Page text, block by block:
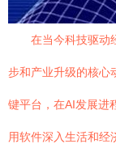
在当今科技驱动
步和产业升级的核心
键平台，在AI发展进
用软件深入生活和经